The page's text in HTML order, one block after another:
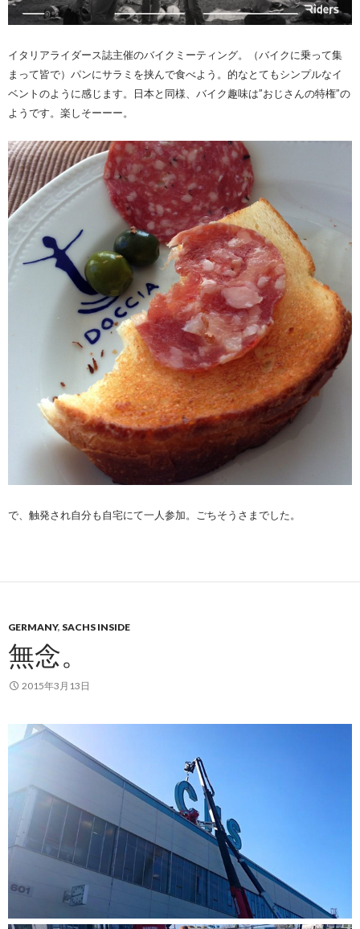
イタリアライダース誌主催のバイクミーティング。（バイクに乗って集
まって皆で）パンにサラミを挟んで食べよう。的なとてもシンプルなイ
ベントのように感じます。日本と同様、バイク趣味は”おじさんの特権”の
ようです。楽しそーーー。
で、触発され自分も自宅にて一人参加。ごちそうさまでした。
GERMANY, SACHS INSIDE
無念。
2015年3月13日